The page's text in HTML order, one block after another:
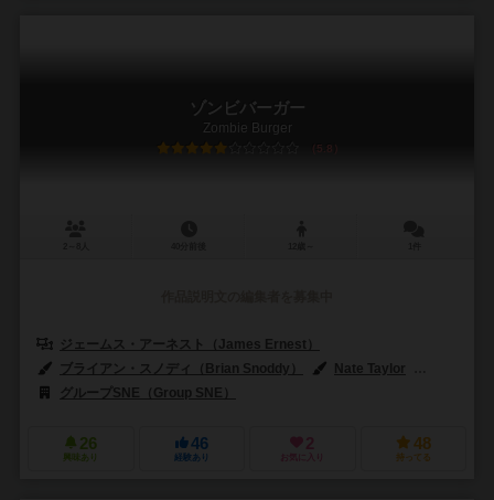
ゾンビバーガー
Zombie Burger
5.8
ジェームス・アーネスト（James Ernest）
ブライアン・スノディ（Brian Snoddy）
Nate Taylor
グループSNE（Group SNE）
26
興味あり
46
経験あり
2
お気に入り
48
持ってる